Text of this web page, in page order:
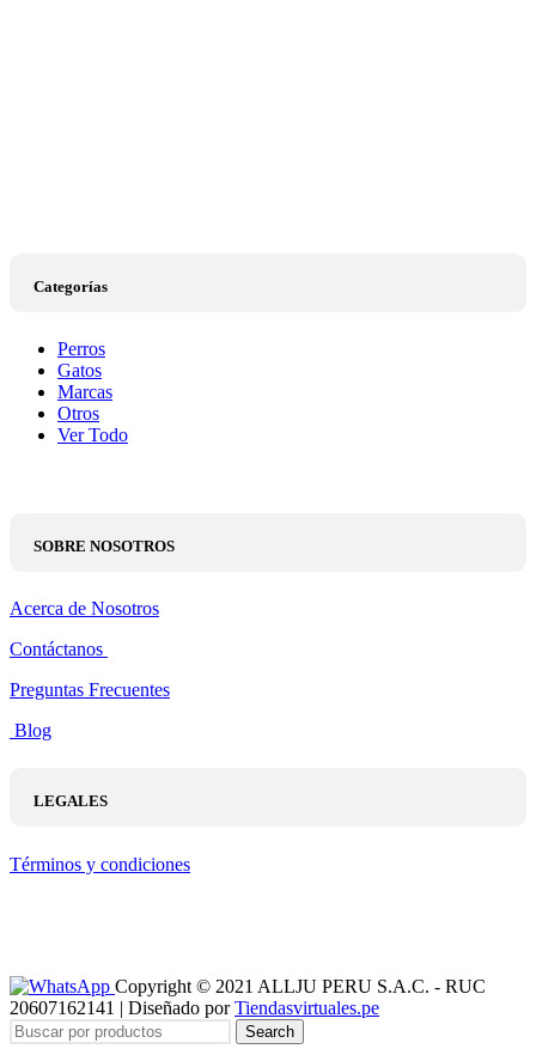
Categorías
Perros
Gatos
Marcas
Otros
Ver Todo
SOBRE NOSOTROS
Acerca de Nosotros
Contáctanos
Preguntas Frecuentes
Blog
LEGALES
Términos y condiciones
Copyright © 2021 ALLJU PERU S.A.C. - RUC
20607162141 | Diseñado porTiendasvirtuales.pe
Search